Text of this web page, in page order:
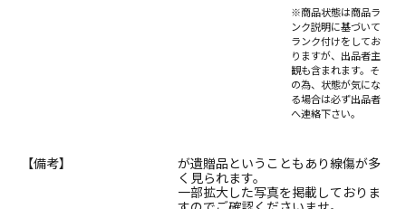
※商品状態は商品ラ
ンク説明に基づいて
ランク付けをしてお
りますが、出品者主
観も含まれます。そ
の為、状態が気にな
る場合は必ず出品者
へ連絡下さい。
【備考】
が遺贈品ということもあり線傷が多
く見られます。
一部拡大した写真を掲載しておりま